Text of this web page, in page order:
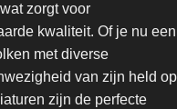
zorgt voor
kwaliteit. Of je nu een
met diverse
van zijn held op
zijn de perfecte